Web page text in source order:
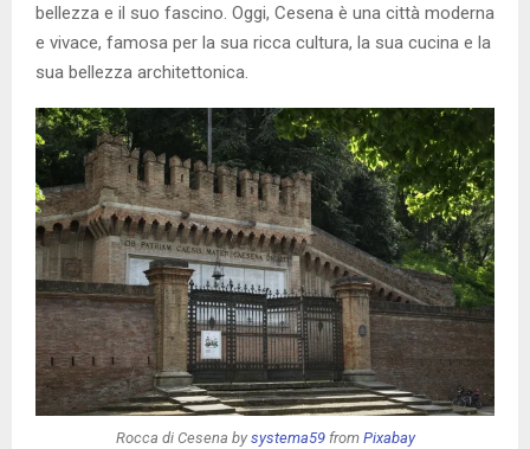
bellezza e il suo fascino. Oggi, Cesena è una città moderna
e vivace, famosa per la sua ricca cultura, la sua cucina e la
sua bellezza architettonica.
Rocca di Cesena by systema59from Pixabay